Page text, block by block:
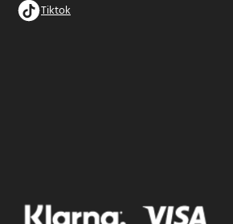
Tiktok